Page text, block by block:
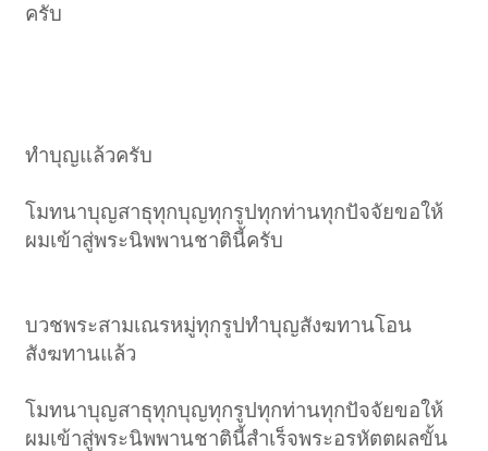
ครับ
ทำบุญแล้วครับ
โมทนาบุญสาธุทุกบุญทุกรูปทุกท่านทุกปัจจัยขอให้
ผมเข้าสู่พระนิพพานชาตินี้ครับ
บวชพระสามเณรหมู่ทุกรูปทำบุญสังฆทานโอน
สังฆทานแล้ว
โมทนาบุญสาธุทุกบุญทุกรูปทุกท่านทุกปัจจัยขอให้
ผมเข้าสู่พระนิพพานชาตินี้สำเร็จพระอรหัตตผลขั้น